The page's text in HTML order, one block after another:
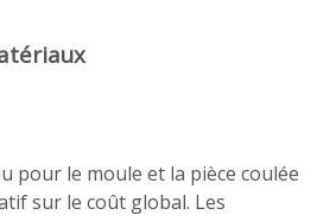
pour le moule et la pièce coulée
sur le coût global. Les